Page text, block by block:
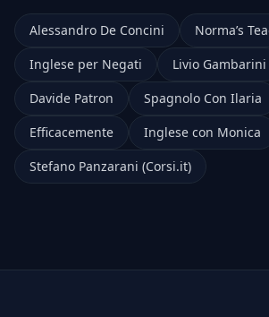
Alessandro De Concini
Norma’s
Inglese per Negati
Livio Gambarini
Davide Patron
Spagnolo Con Ilaria
Efficacemente
Inglese con Monica
Stefano Panzarani (Corsi.it)